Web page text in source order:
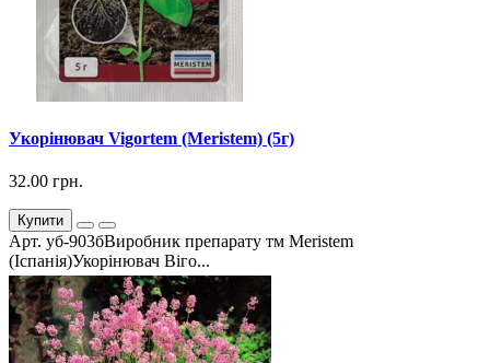
Укорінювач Vigortem (Meristem) (5г)
32.00 грн.
Купити
Арт. уб-903бВиробник препарату тм Meristem
(Іспанія)Укорінювач Віго...